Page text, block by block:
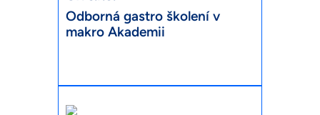
Odborná gastro školení v
makro Akademii